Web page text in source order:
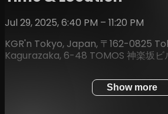
Jul 29, 2025, 6:40 PM – 11:20 PM
KGR'n Tokyo, Japan, 〒162-0825
Kagurazaka, 6-48 TOMOS 神楽坂ビ
Show more